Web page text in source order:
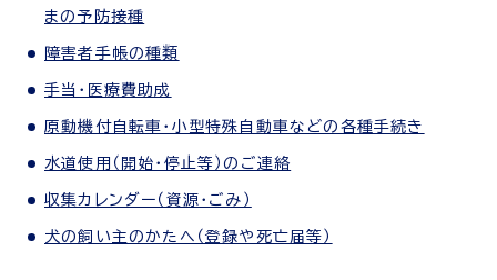
まの予防接種
障害者手帳の種類
手当・医療費助成
原動機付自転車・小型特殊自動車などの各種手続き
水道使用（開始・停止等）のご連絡
収集カレンダー（資源・ごみ）
犬の飼い主のかたへ（登録や死亡届等）